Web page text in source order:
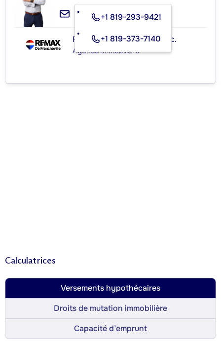
+1 819-293-9421
+1 819-373-7140
RE/MAX de Francheville Inc.
Agence immobilière
Calculatrices
Versements hypothécaires
Droits de mutation immobilière
Capacité d’emprunt